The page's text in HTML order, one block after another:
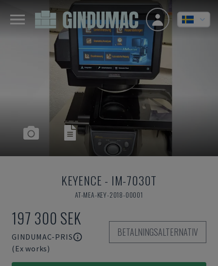
KEYENCE - IM-7030T
AT-MEA-KEY-2018-00001
197 300 SEK
GINDUMAC-PRIS
(Ex works)
BETALNINGSALTERNATIV